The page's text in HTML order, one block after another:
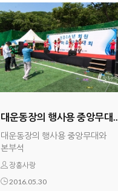
대운동장의 행사용 중앙무대...
대운동장의 행사용 중앙무대와
본부석
장흥사랑
2016.05.30